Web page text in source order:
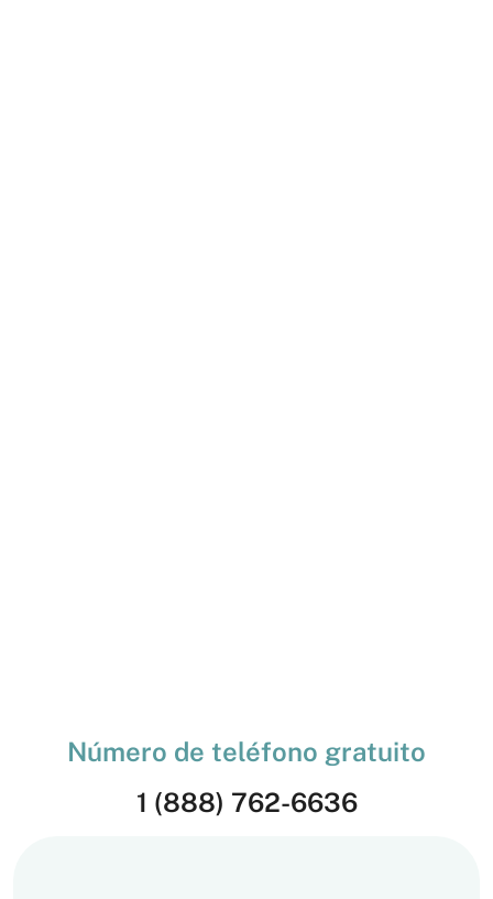
Número de teléfono gratuito
1 (888) 762-6636